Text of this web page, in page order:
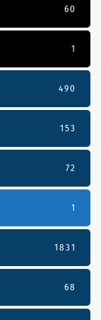
60
1
490
153
72
1
1831
68